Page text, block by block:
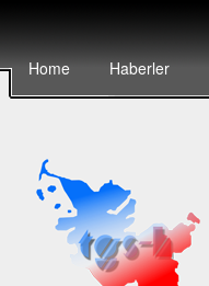
Home Haberler